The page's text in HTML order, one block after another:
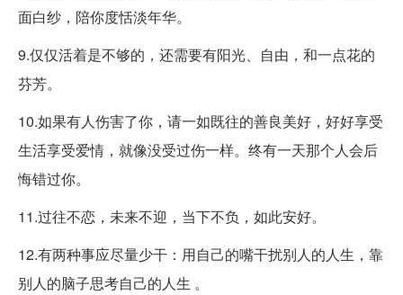
面白纱，陪你度恬淡年华。
9.仅仅活着是不够的，还需要有阳光、自由，和一点花的
芬芳。
10.如果有人伤害了你，请一如既往的善良美好，好好享受
生活享受爱情，就像没受过伤一样。终有一天那个人会后
悔错过你。
11.过往不恋，未来不迎，当下不负，如此安好。
12.有两种事应尽量少干：用自己的嘴干扰别人的人生，靠
别人的脑子思考自己的人生 。